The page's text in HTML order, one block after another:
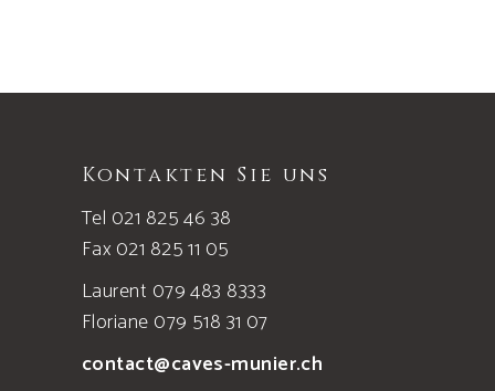
Kontakten Sie uns
Tel 021 825 46 38
Fax 021 825 11 05
Laurent 079 483 8333
Floriane 079 518 31 07
contact@caves-munier.ch